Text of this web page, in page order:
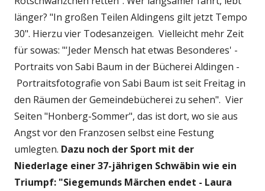
länger? "In großen Teilen Aldingens gilt jetzt Tempo
30". Hierzu vier Todesanzeigen. Vielleicht mehr Zeit
für sowas: "'Jeder Mensch hat etwas Besonderes' -
Portraits von Sabi Baum in der Bücherei Aldingen -
Portraitsfotografie von Sabi Baum ist seit Freitag in
den Räumen der Gemeindebücherei zu sehen". Vier
Seiten "Honberg-Sommer", das ist dort, wo sie aus
Angst vor den Franzosen selbst eine Festung
umlegten. Dazu noch der Sport mit der
Niederlage einer 37-jährigen Schwäbin wie ein
Triumpf: "Siegemunds Märchen endet - Laura